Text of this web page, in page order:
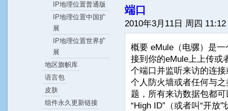
端口
2010年3月11日 周四 11:12
概要 eMule（电骡）是
接到你的eMule上上传或
个端口并监听来访的连
个人防火墙或者任何与
题，所有来访数据包都
“High ID”（或者叫“开放
IP地理位置普通版
IP地理位置中国扩
展
IP地理位置世界扩
展
地区旗帜库
语言包
皮肤
组件永久更新链接